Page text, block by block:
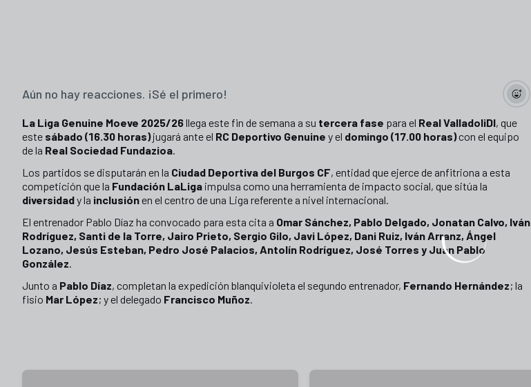
Aún no hay reacciones. ¡Sé el primero!
La Liga Genuine Moeve 2025/26llega este fin de semana a su tercera fase para el Real ValladoliDI, que
este sábado (16.30 horas)jugará ante el RC Deportivo Genuine y el domingo (17.00 horas)con el equipo
de la Real Sociedad Fundazioa.
Los partidos se disputarán en la Ciudad Deportiva del Burgos CF, entidad que ejerce de anfitriona a esta
competición que la Fundación LaLiga impulsa como una herramienta de impacto social, que sitúa la
diversidady la inclusiónen el centro de una Liga referente a nivel internacional.
El entrenador Pablo Díaz ha convocado para esta cita a Omar Sánchez, Pablo Delgado, Jonatan Calvo, Iván
Rodríguez, Santi de la Torre, Jairo Prieto, Sergio Gilo, Javi López, Dani Ruiz, Iván Arranz, Ángel
Lozano, Jesús Esteban, Pedro José Palacios, Antolín Rodríguez, José Torres y Juan Pablo
González.
Junto a Pablo Díaz, completan la expedición blanquivioleta el segundo entrenador, Fernando Hernández; la
fisio Mar López; y el delegado Francisco Muñoz.